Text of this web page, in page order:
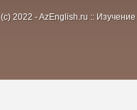
(c) 2022 - AzEnglish.ru ::